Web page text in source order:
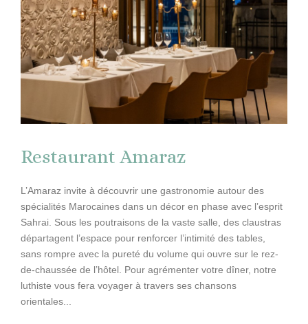
Restaurant Amaraz
L’Amaraz invite à découvrir une gastronomie autour des
spécialités Marocaines dans un décor en phase avec l’esprit
Sahrai. Sous les poutraisons de la vaste salle, des claustras
départagent l’espace pour renforcer l’intimité des tables,
sans rompre avec la pureté du volume qui ouvre sur le rez-
de-chaussée de l’hôtel. Pour agrémenter votre dîner, notre
luthiste vous fera voyager à travers ses chansons
orientales...